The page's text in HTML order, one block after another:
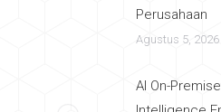
Perusahaan
Agustus 5, 2026
AI On-